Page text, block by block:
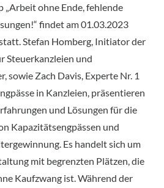
ohne Ende, fehlende
findet am 01.03.2023
Stefan Homberg, Initiator der
Steuerkanzleien und
sowie Zach Davis, Experte Nr. 1
in Kanzleien, präsentieren
und Lösungen für die
Kapazitätsengpässen und
Es handelt sich um
mit begrenzten Plätzen, die
Kaufzwang ist. Während der